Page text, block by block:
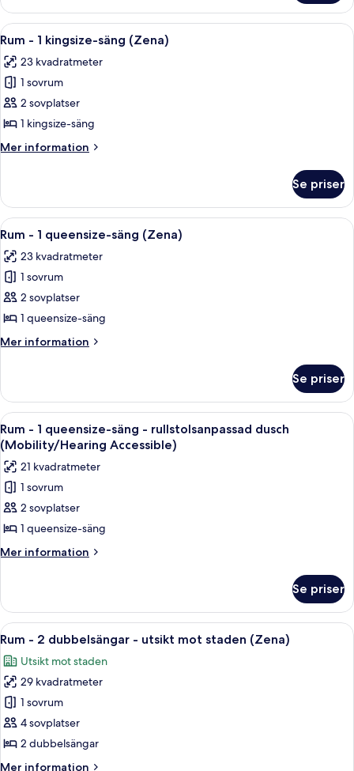
View)
-
kingsize-
(Zena
Circle
Öppna
alla
foton
för
Rum
-
1
kingsize-
(Zena)
Ett modernt hotellrum med en
7
Rum - 1 kingsize-säng (Zena)
23 kvadratmeter
1 sovrum
2 sovplatser
1 kingsize-säng
Mer information
Mer
-
kingsize-
(Zena)
Se priser
Öppna
alla
foton
för
Rum
-
1
queensize-
(Zena)
Ett modernt hotellrum med en
6
Rum - 1 queensize-säng (Zena)
23 kvadratmeter
1 sovrum
2 sovplatser
1 queensize-säng
Mer information
Mer
-
queensize-
säng
(Zena)
Se priser
Öppna
alla
foton
för
Rum
-
1
queensize-
rullstolsanpassad
dusch
(Mobility/Hearing
Accessible)
Ett modernt hotellrum med en
5
Rum - 1 queensize-säng - rullstolsanpassad dusch
(Mobility/Hearing Accessible)
21 kvadratmeter
1 sovrum
2 sovplatser
1 queensize-säng
Mer information
Mer
-
queensize-
-
rullstolsanpassad
dusch
(Mobility/Hearing
Accessible)
Se priser
Öppna
alla
foton
för
Rum
-
2
Ett hotellrum med två sängar, ett
9
Rum - 2 dubbelsängar - utsikt mot staden (Zena)
Utsikt mot staden
29 kvadratmeter
1 sovrum
4 sovplatser
2 dubbelsängar
Mer information
Mer